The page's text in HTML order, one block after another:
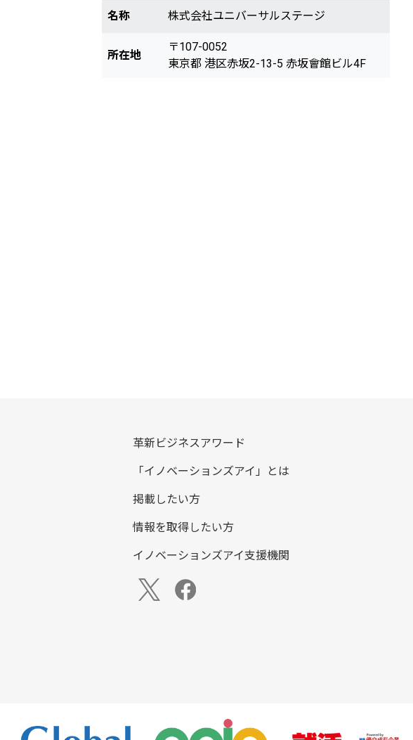
名称 株式会社ユニバーサルステージ
所在地
〒107-0052
東京都 港区赤坂2-13-5 赤坂會館ビル4F
革新ビジネスアワード
「イノベーションズアイ」とは
掲載したい方
情報を取得したい方
イノベーションズアイ支援機関